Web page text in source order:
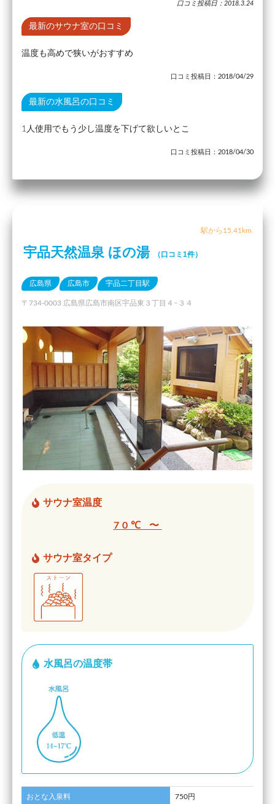
口コミ投稿日：2018.3.24
最新のサウナ室の口コミ
温度も高めで狭いがおすすめ
口コミ投稿日：2018/04/29
最新の水風呂の口コミ
1人使用でもう少し温度を下げて欲しいとこ
口コミ投稿日：2018/04/30
駅から15.41km
宇品天然温泉 ほの湯 （口コミ1件）
広島県 広島市 宇品二丁目駅
〒734-0003 広島県広島市南区宇品東３丁目４−３４
サウナ室温度
70℃ 〜
サウナ室タイプ
水風呂の温度帯
おとな入泉料 750円